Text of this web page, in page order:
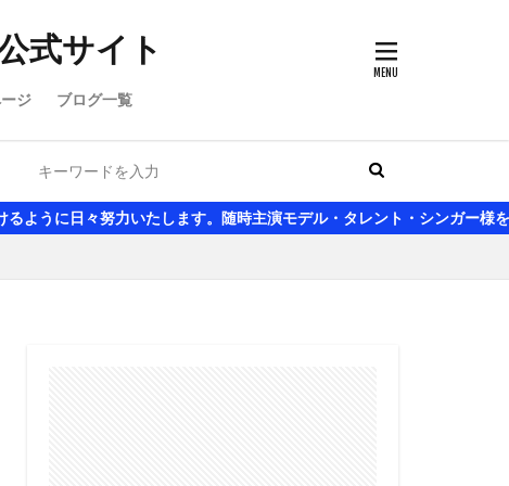
式サイト
ジ ブログ一覧
たします。随時主演モデル・タレント・シンガー様を募集いたしてお